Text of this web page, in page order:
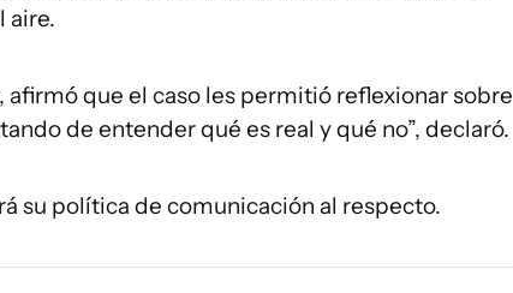
aire.
afirmó que el caso les permitió reflexionar sobre
de entender qué es real y qué no”, declaró.
su política de comunicación al respecto.